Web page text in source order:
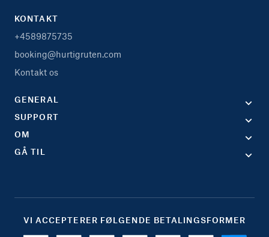
KONTAKT
+4589875735
booking@hurtigruten.com
Kontakt os
GENERAL
SUPPORT
OM
GÅ TIL
VI ACCEPTERER FØLGENDE BETALINGSFORMER